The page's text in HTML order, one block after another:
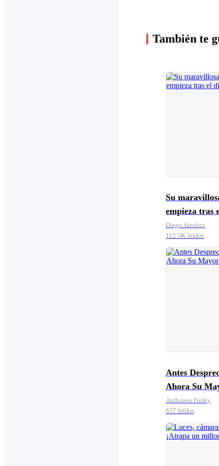
También te
Su
empieza tras
divorcio
Diego Sánchez
112.5K leídos
Antes
Ahora Su
Error
Authoress Funky
637 leídos